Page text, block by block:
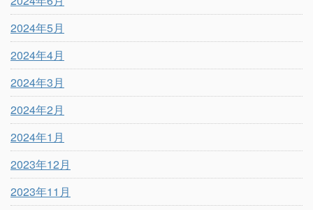
2024年5月
2024年4月
2024年3月
2024年2月
2024年1月
2023年12月
2023年11月